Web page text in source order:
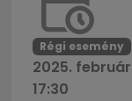
Régi esemény
2025. február
17:30